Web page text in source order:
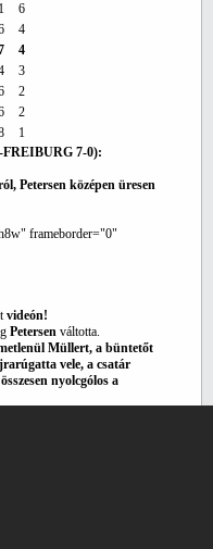
6
4
4
3
2
2
1
7-0):
Petersen középen üresen
frameborder="0"
videón!
Petersen váltotta.
Müllert, a büntetőt
vele, a csatár
nyolcgólos a